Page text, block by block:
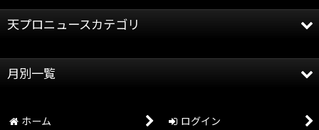
天プロニュースカテゴリ
天龍プロジェクト
月別一覧
ホーム ログイン